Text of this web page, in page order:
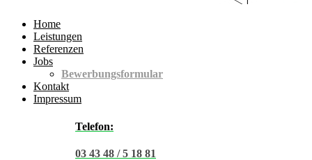
Home
Leistungen
Referenzen
Jobs
Bewerbungsformular
Kontakt
Impressum
Telefon:
03 43 48 / 5 18 81